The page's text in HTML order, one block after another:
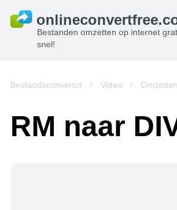
Bestanden omzetten op internet
snel!
Bestandsconvertor / Video /
RM naar